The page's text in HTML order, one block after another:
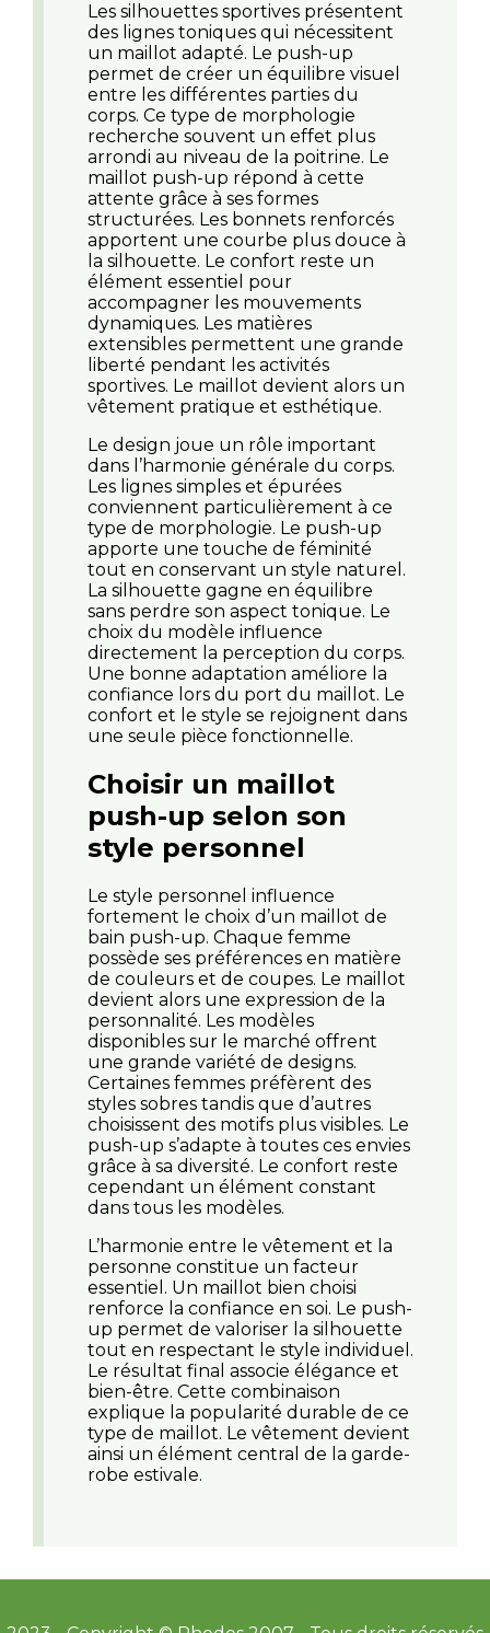
Les silhouettes sportives présentent
des lignes toniques qui nécessitent
un maillot adapté. Le push-up
permet de créer un équilibre visuel
entre les différentes parties du
corps. Ce type de morphologie
recherche souvent un effet plus
arrondi au niveau de la poitrine. Le
maillot push-up répond à cette
attente grâce à ses formes
structurées. Les bonnets renforcés
apportent une courbe plus douce à
la silhouette. Le confort reste un
élément essentiel pour
accompagner les mouvements
dynamiques. Les matières
extensibles permettent une grande
liberté pendant les activités
sportives. Le maillot devient alors un
vêtement pratique et esthétique.
Le design joue un rôle important
dans l’harmonie générale du corps.
Les lignes simples et épurées
conviennent particulièrement à ce
type de morphologie. Le push-up
apporte une touche de féminité
tout en conservant un style naturel.
La silhouette gagne en équilibre
sans perdre son aspect tonique. Le
choix du modèle influence
directement la perception du corps.
Une bonne adaptation améliore la
confiance lors du port du maillot. Le
confort et le style se rejoignent dans
une seule pièce fonctionnelle.
Choisir un maillot
push-up selon son
style personnel
Le style personnel influence
fortement le choix d’un maillot de
bain push-up. Chaque femme
possède ses préférences en matière
de couleurs et de coupes. Le maillot
devient alors une expression de la
personnalité. Les modèles
disponibles sur le marché offrent
une grande variété de designs.
Certaines femmes préfèrent des
styles sobres tandis que d’autres
choisissent des motifs plus visibles. Le
push-up s’adapte à toutes ces envies
grâce à sa diversité. Le confort reste
cependant un élément constant
dans tous les modèles.
L’harmonie entre le vêtement et la
personne constitue un facteur
essentiel. Un maillot bien choisi
renforce la confiance en soi. Le push-
up permet de valoriser la silhouette
tout en respectant le style individuel.
Le résultat final associe élégance et
bien-être. Cette combinaison
explique la popularité durable de ce
type de maillot. Le vêtement devient
ainsi un élément central de la garde-
robe estivale.